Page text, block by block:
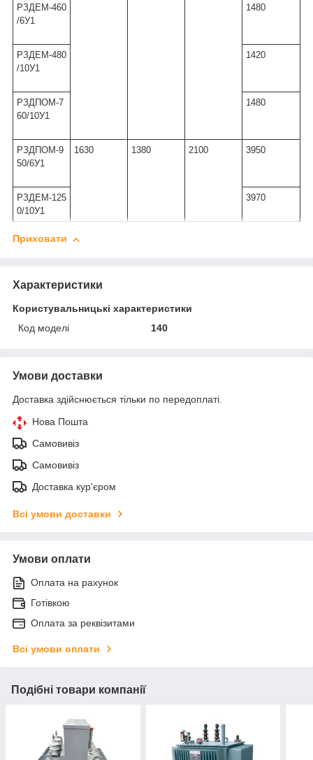
РЗДЕМ-460
/6У1
1480
РЗДЕМ-480
/10У1
1420
РЗДПОМ-7
60/10У1
1480
РЗДПОМ-9
50/6У1
1630 1380 2100 3950
РЗДЕМ-125
0/10У1
3970
Приховати
Характеристики
Користувальницькі характеристики
Код моделі
140
Умови доставки
Доставка здійснюється тільки по передоплаті.
Нова Пошта
Самовивіз
Самовивіз
Доставка кур'єром
Всі умови доставки
Умови оплати
Оплата на рахунок
Готівкою
Оплата за реквізитами
Всі умови оплати
Подібні товари компанії